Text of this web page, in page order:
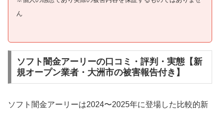
ん
ソフト闇金アーリーの口コミ・評判・実態【新
規オープン業者・大洲市の被害報告付き】
ソフト闇金アーリーは2024〜2025年に登場した比較的新